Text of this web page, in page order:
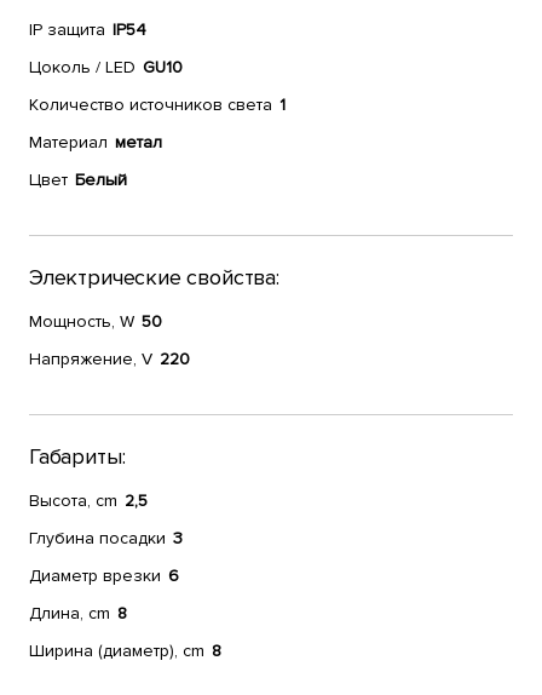
IP защита IP54
Цоколь / LED GU10
Количество источников света 1
Материал метал
Цвет Белый
Электрические свойства:
Мощность, W 50
Напряжение, V 220
Габариты:
Высота, cm 2,5
Глубина посадки 3
Диаметр врезки 6
Длина, cm 8
Ширина (диаметр), cm 8